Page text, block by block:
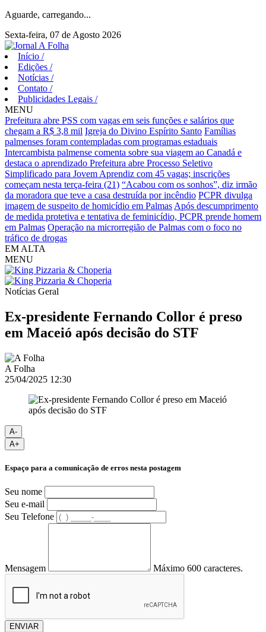
Aguarde, carregando...
Sexta-feira, 07 de Agosto 2026
Início /
Edições /
Notícias /
Contato /
Publicidades Legais /
MENU
Prefeitura abre PSS com vagas em seis funções e salários que
chegam a R$ 3,8 mil Igreja do Divino Espírito Santo Famílias
palmenses foram contempladas com programas estaduais
Intercambista palmense comenta sobre sua viagem ao Canadá e
destaca o aprendizado Prefeitura abre Processo Seletivo
Simplificado para Jovem Aprendiz com 45 vagas; inscrições
começam nesta terça-feira (21) “Acabou com os sonhos”, diz irmão
da moradora que teve a casa destruída por incêndio PCPR divulga
imagem de suspeito de homicídio em Palmas Após descumprimento
de medida protetiva e tentativa de feminicídio, PCPR prende homem
em Palmas Operação na microrregião de Palmas com o foco no
tráfico de drogas
EM ALTA
MENU
Notícias Geral
Ex-presidente Fernando Collor é preso
em Maceió após decisão do STF
A Folha
25/04/2025 12:30
A-
A+
Espaço para a comunicação de erros nesta postagem
Seu nome
Seu e-mail
Seu Telefone
Mensagem Máximo 600 caracteres.
ENVIAR